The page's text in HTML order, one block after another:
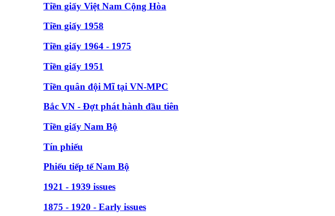
Tiền giấy Việt Nam Cộng Hòa
Tiền giấy 1958
Tiền giấy 1964 - 1975
Tiền giấy 1951
Tiền quân đội Mĩ tại VN-MPC
Bắc VN - Đợt phát hành đầu tiên
Tiền giấy Nam Bộ
Tín phiếu
Phiếu tiếp tế Nam Bộ
1921 - 1939 issues
1875 - 1920 - Early issues